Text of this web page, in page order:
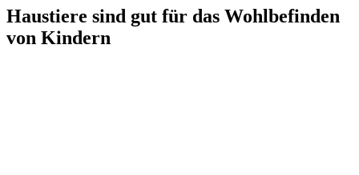
Haustiere sind gut für das Wohlbefinden
von Kindern